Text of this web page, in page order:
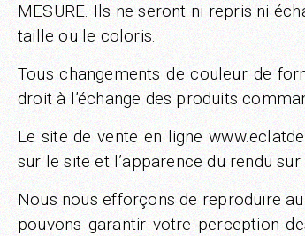
MESURE. Ils ne seront ni repris ni
taille ou le coloris.
Tous changements de couleur de
droit à l’échange des produits
Le site de vente en ligne
sur le site et l’apparence du rendu
Nous nous efforçons de reproduire
pouvons garantir votre perception